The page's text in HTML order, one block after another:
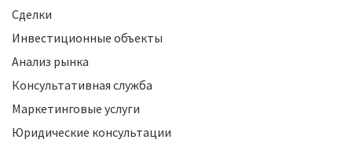
Сделки
Инвестиционные объекты
Анализ рынка
Консультативная служба
Маркетинговые услуги
Юридические консультации